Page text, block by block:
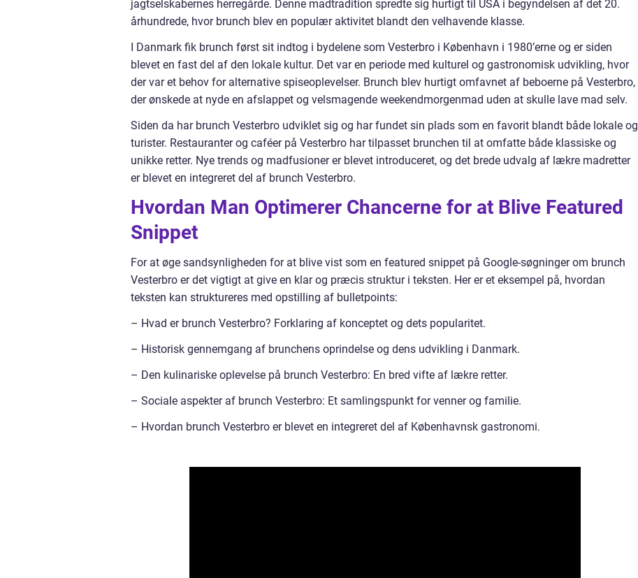
jagtselskabernes herregårde. Denne madtradition spredte sig hurtigt til USA i begyndelsen af det 20.
århundrede, hvor brunch blev en populær aktivitet blandt den velhavende klasse.
I Danmark fik brunch først sit indtog i bydelene som Vesterbro i København i 1980’erne og er siden
blevet en fast del af den lokale kultur. Det var en periode med kulturel og gastronomisk udvikling, hvor
der var et behov for alternative spiseoplevelser. Brunch blev hurtigt omfavnet af beboerne på Vesterbro,
der ønskede at nyde en afslappet og velsmagende weekendmorgenmad uden at skulle lave mad selv.
Siden da har brunch Vesterbro udviklet sig og har fundet sin plads som en favorit blandt både lokale og
turister. Restauranter og caféer på Vesterbro har tilpasset brunchen til at omfatte både klassiske og
unikke retter. Nye trends og madfusioner er blevet introduceret, og det brede udvalg af lækre madretter
er blevet en integreret del af brunch Vesterbro.
Hvordan Man Optimerer Chancerne for at Blive Featured
Snippet
For at øge sandsynligheden for at blive vist som en featured snippet på Google-søgninger om brunch
Vesterbro er det vigtigt at give en klar og præcis struktur i teksten. Her er et eksempel på, hvordan
teksten kan struktureres med opstilling af bulletpoints:
– Hvad er brunch Vesterbro? Forklaring af konceptet og dets popularitet.
– Historisk gennemgang af brunchens oprindelse og dens udvikling i Danmark.
– Den kulinariske oplevelse på brunch Vesterbro: En bred vifte af lækre retter.
– Sociale aspekter af brunch Vesterbro: Et samlingspunkt for venner og familie.
– Hvordan brunch Vesterbro er blevet en integreret del af Københavnsk gastronomi.